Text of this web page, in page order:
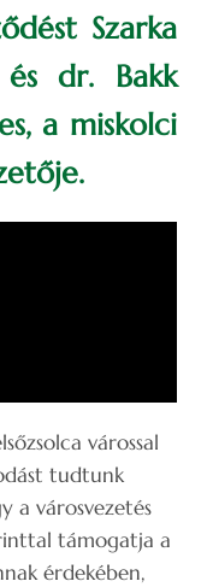
Szarka
és dr. Bakk
a miskolci
várossal
tudtunk
a városvezetés
támogatja a
érdekében,